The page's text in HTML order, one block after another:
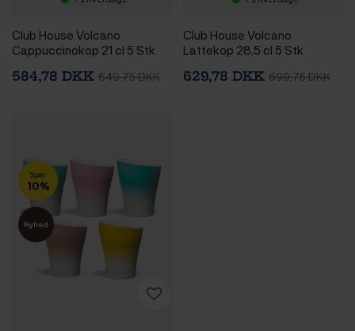
Club House Volcano
Cappuccinokop 21 cl 5 Stk
584,78 DKK 649,75 DKK
Club House Volcano
Lattekop 28,5 cl 5 Stk
629,78 DKK 699,75 DKK
Spar
10%
Nyhed